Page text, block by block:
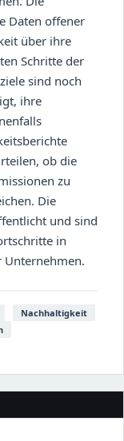
Daten offener
über ihre
Schritte der
sind noch
ihre
ob die
zu
Die
und sind
in
Unternehmen.
Nachhaltigkeit